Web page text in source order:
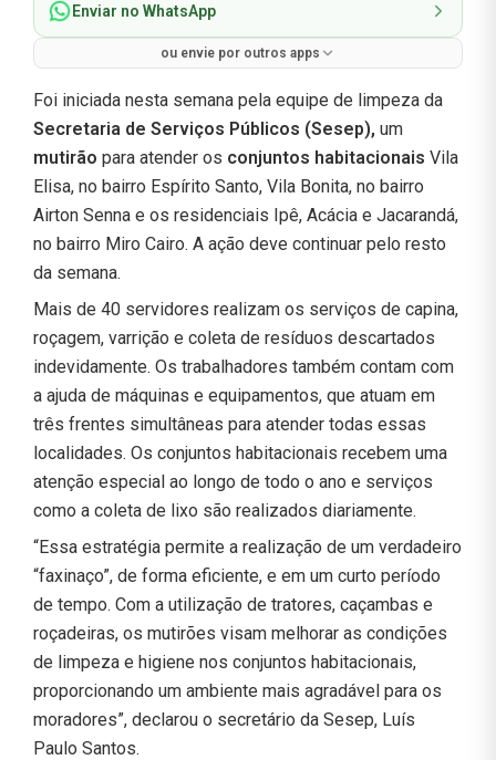
Enviar no WhatsApp
ou envie por outros apps
Foi iniciada nesta semana pela equipe de limpeza da
Secretaria de Serviços Públicos (Sesep), um
mutirão para atender os conjuntos habitacionais Vila
Elisa, no bairro Espírito Santo, Vila Bonita, no bairro
Airton Senna e os residenciais Ipê, Acácia e Jacarandá,
no bairro Miro Cairo. A ação deve continuar pelo resto
da semana.
Mais de 40 servidores realizam os serviços de capina,
roçagem, varrição e coleta de resíduos descartados
indevidamente. Os trabalhadores também contam com
a ajuda de máquinas e equipamentos, que atuam em
três frentes simultâneas para atender todas essas
localidades. Os conjuntos habitacionais recebem uma
atenção especial ao longo de todo o ano e serviços
como a coleta de lixo são realizados diariamente.
“Essa estratégia permite a realização de um verdadeiro
“faxinaço”, de forma eficiente, e em um curto período
de tempo. Com a utilização de tratores, caçambas e
roçadeiras, os mutirões visam melhorar as condições
de limpeza e higiene nos conjuntos habitacionais,
proporcionando um ambiente mais agradável para os
moradores”, declarou o secretário da Sesep, Luís
Paulo Santos.